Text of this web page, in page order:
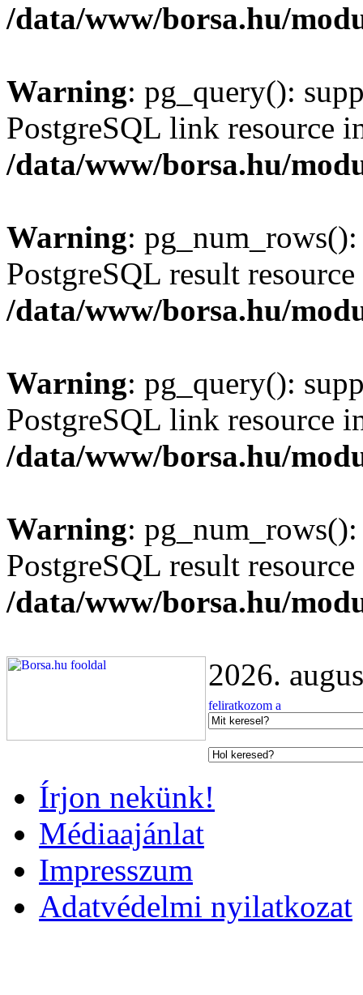
/data/www/borsa.hu/
Warning: pg_query():
PostgreSQL link resource
/data/www/borsa.hu/
Warning:
PostgreSQL result
/data/www/borsa.hu/
Warning: pg_query():
PostgreSQL link resource
/data/www/borsa.hu/
Warning:
PostgreSQL result
/data/www/borsa.hu/
2026.
Írjon nekünk!
Médiaajánlat
Impresszum
Adatvédelmi nyilatkozat